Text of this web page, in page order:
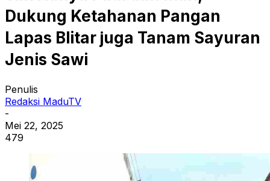
Dukung Ketahanan Pangan
Lapas Blitar juga Tanam Sayuran
Jenis Sawi
Penulis
Redaksi MaduTV
-
Mei 22, 2025
479